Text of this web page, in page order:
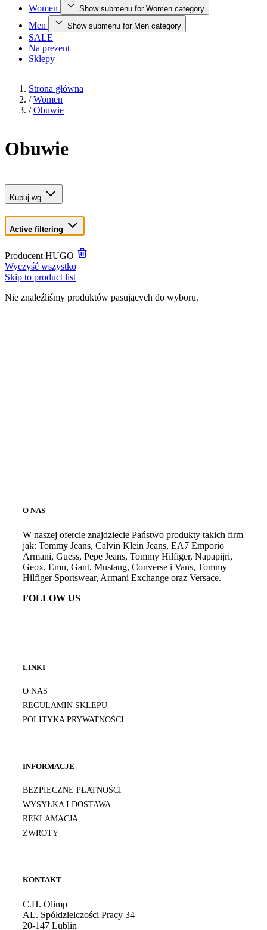
Women Show submenu for Women category
Men Show submenu for Men category
SALE
Na prezent
Sklepy
Strona główna
/ Women
/ Obuwie
Obuwie
Kupuj wg
Active filtering
Producent HUGO
Wyczyść wszystko
Skip to product list
Nie znaleźliśmy produktów pasujących do wyboru.
O NAS
W naszej ofercie znajdziecie Państwo produkty takich firm
jak: Tommy Jeans, Calvin Klein Jeans, EA7 Emporio
Armani, Guess, Pepe Jeans, Tommy Hilfiger, Napapijri,
Geox, Emu, Gant, Mustang, Converse i Vans, Tommy
Hilfiger Sportswear, Armani Exchange oraz Versace.
FOLLOW US
LINKI
O NAS
REGULAMIN SKLEPU
POLITYKA PRYWATNOŚCI
INFORMACJE
BEZPIECZNE PŁATNOŚCI
WYSYŁKA I DOSTAWA
REKLAMACJA
ZWROTY
KONTAKT
C.H. Olimp
AL. Spółdzielczości Pracy 34
20-147 Lublin